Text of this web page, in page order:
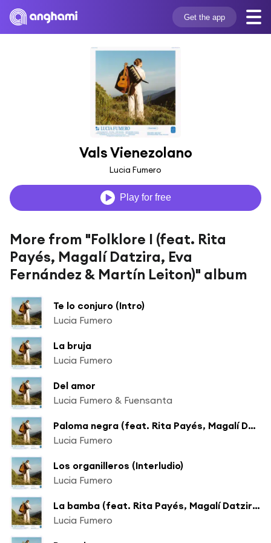
Get the app
Vals Vienezolano
Lucia Fumero
Play for free
More from "Folklore I (feat. Rita
Payés, Magalí Datzira, Eva
Fernández & Martín Leiton)" album
Te lo conjuro (Intro)
Lucia Fumero
La bruja
Lucia Fumero
Del amor
Lucia Fumero & Fuensanta
Paloma negra (feat. Rita Payés, Magalí Datzira & Eva Fernández)
Lucia Fumero
Los organilleros (Interludio)
Lucia Fumero
La bamba (feat. Rita Payés, Magalí Datzira & Eva Fernández)
Lucia Fumero